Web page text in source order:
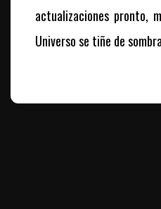
actualizaciones pronto,
Universo se tiñe de